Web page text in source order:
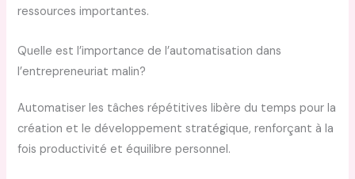
ressources importantes.
Quelle est l’importance de l’automatisation dans
l’entrepreneuriat malin?
Automatiser les tâches répétitives libère du temps pour la
création et le développement stratégique, renforçant à la
fois productivité et équilibre personnel.